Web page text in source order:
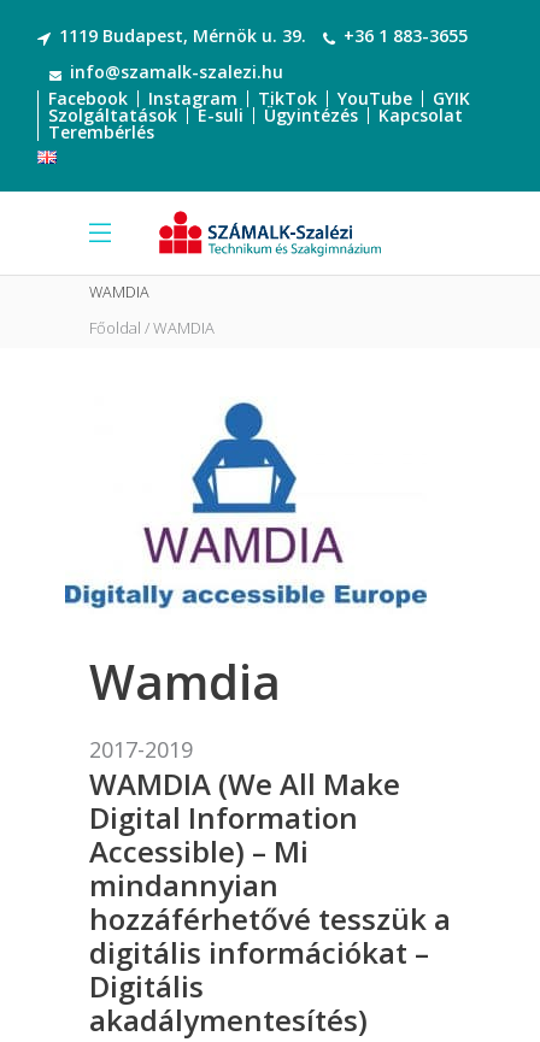
1119 Budapest, Mérnök u. 39.
+36 1 883-3655
info@szamalk-szalezi.hu
Facebook
Instagram TikTok YouTube GYIK
Szolgáltatások E-suli Ügyintézés Kapcsolat
Terembérlés
WAMDIA
Főoldal WAMDIA
Wamdia
2017-2019
WAMDIA (We All Make
Digital Information
Accessible) – Mi
mindannyian
hozzáférhetővé tesszük a
digitális információkat –
Digitális
akadálymentesítés)